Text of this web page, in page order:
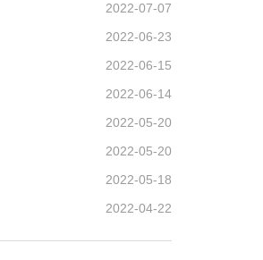
2022-07-07
2022-06-23
2022-06-15
2022-06-14
2022-05-20
2022-05-20
2022-05-18
2022-04-22